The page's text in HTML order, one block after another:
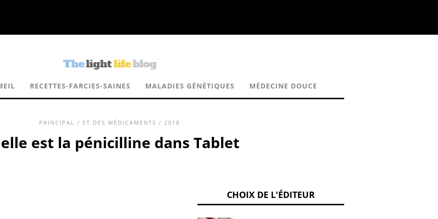
RECETTES-FARCIES-SAINES MALADIES GÉNÉTIQUES MÉDECINE DOUCE
PRINCIPAL / ET DES MÉDICAMENTS / 2018
est la pénicilline dans Tablet
CHOIX DE L'ÉDITEUR